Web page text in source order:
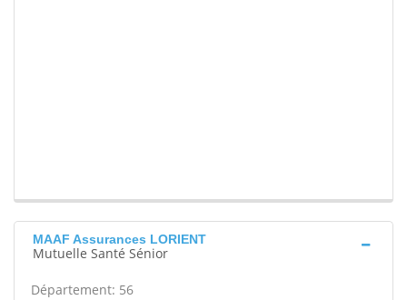
MAAF Assurances LORIENT
Mutuelle Santé Sénior
Département: 56